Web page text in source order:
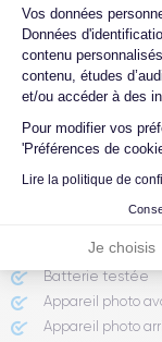
Vos données
Données
contenu
contenu, études
et/ou accéder à des
Pour modifier vos
'Préférences de
Lire la politique de
Je choisis
Quelle est
SIM et une
Comment
Proposez-
casse due
Rapport de
Batterie testée
Appareil photo
Appareil photo